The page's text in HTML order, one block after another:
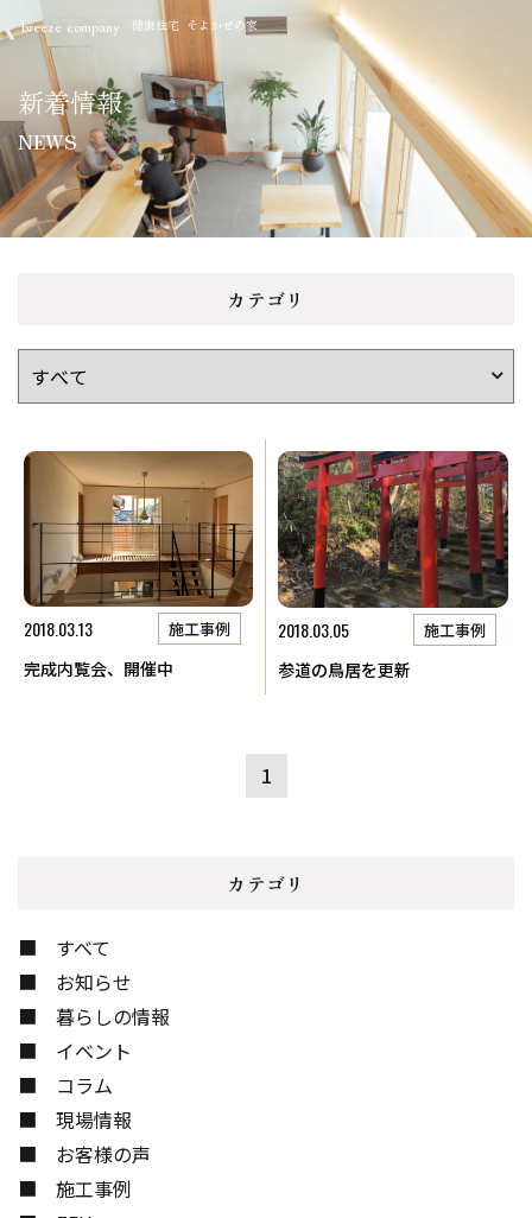
breeze company 健康住宅 そよかぜの家
新着情報
NEWS
カテゴリ
2018.03.13 施工事例
完成内覧会、開催中
2018.03.05 施工事例
参道の鳥居を更新
1
カテゴリ
すべて
お知らせ
暮らしの情報
イベント
コラム
現場情報
お客様の声
施工事例